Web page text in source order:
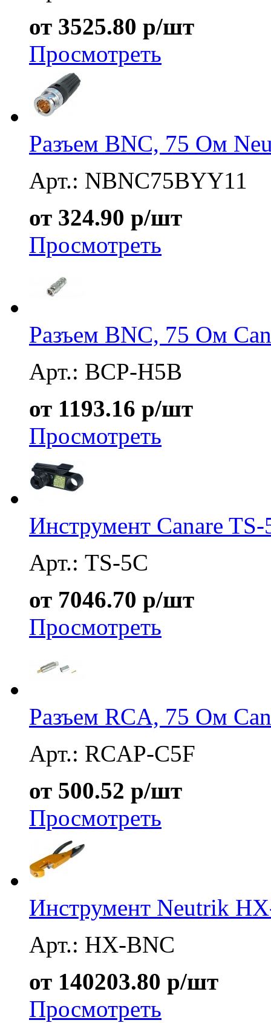
от 3525.80 р/шт
Просмотреть
Разъем BNC, 75 Ом
Арт.: NBNC75BYY11
от 324.90 р/шт
Просмотреть
Разъем BNC, 75 Ом
Арт.: BCP-H5B
от 1193.16 р/шт
Просмотреть
Инструмент Canare TS-
Арт.: TS-5C
от 7046.70 р/шт
Просмотреть
Разъем RCA, 75 Ом
Арт.: RCAP-C5F
от 500.52 р/шт
Просмотреть
Инструмент Neutrik
Арт.: HX-BNC
от 140203.80 р/шт
Просмотреть